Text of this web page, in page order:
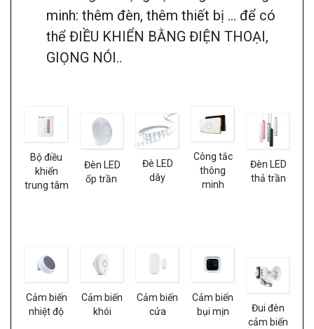
minh: thêm đèn, thêm thiết bị … để có
thể ĐIỀU KHIỂN BẰNG ĐIỆN THOẠI,
GIỌNG NÓI..
Bộ điều
khiển
trung tâm
Đèn LED
ốp trần
Đè LED
dây
Công tắc
thông
minh
Đèn LED
thả trần
Cảm biến
nhiệt độ
Cảm biến
khói
Cảm biến
cửa
Cảm biến
bụi mịn
Đui đèn
cảm biến